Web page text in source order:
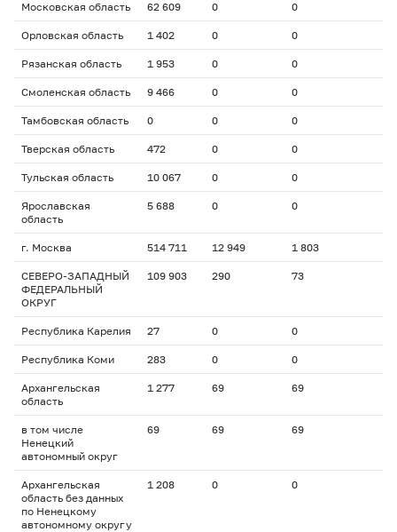
Московская область 62 609 0 0
Орловская область 1 402 0 0
Рязанская область 1 953 0 0
Смоленская область 9 466 0 0
Тамбовская область 0 0 0
Тверская область 472 0 0
Тульская область 10 067 0 0
Ярославская
область
5 688 0 0
г. Москва 514 711 12 949 1 803
СЕВЕРО-ЗАПАДНЫЙ
ФЕДЕРАЛЬНЫЙ
ОКРУГ
109 903 290 73
Республика Карелия 27 0 0
Республика Коми 283 0 0
Архангельская
область
1 277 69 69
в том числе
Ненецкий
автономный округ
69 69 69
Архангельская
область без данных
по Ненецкому
автономному округу
1 208 0 0